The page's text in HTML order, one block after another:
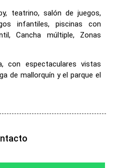
teatrino, salón de juegos,
infantiles, piscinas con
Cancha múltiple, Zonas
con espectaculares vistas
de mallorquín y el parque el